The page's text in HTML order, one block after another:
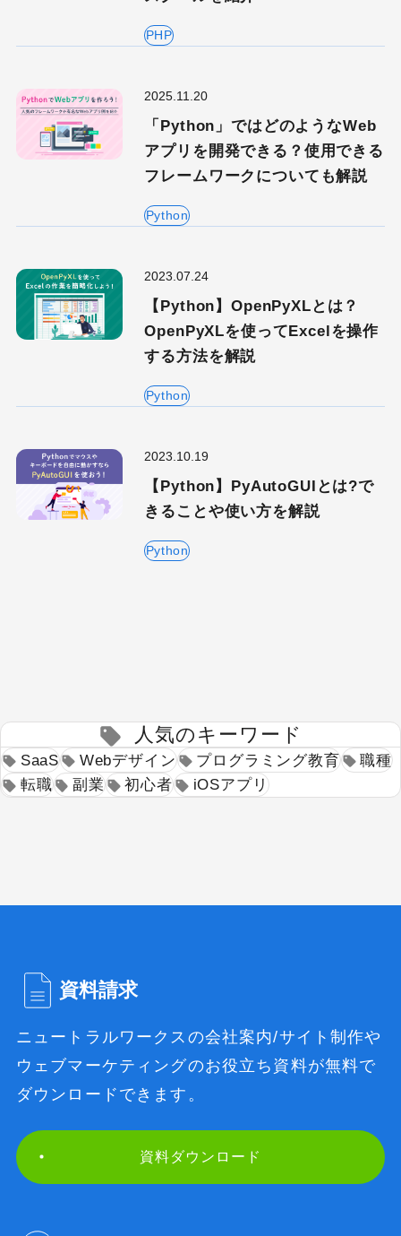
PHP
2025.11.20
「Python」ではどのようなWeb
アプリを開発できる？使用できる
フレームワークについても解説
Python
2023.07.24
【Python】OpenPyXLとは？
OpenPyXLを使ってExcelを操作
する方法を解説
Python
2023.10.19
【Python】PyAutoGUIとは?で
きることや使い方を解説
Python
人気のキーワード
SaaS Webデザイン プログラミング教育
職種
転職
副業 初心者 iOSアプリ
資料請求
ニュートラルワークスの会社案内/サイト制作や
ウェブマーケティングのお役立ち資料が無料で
ダウンロードできます。
資料ダウンロード